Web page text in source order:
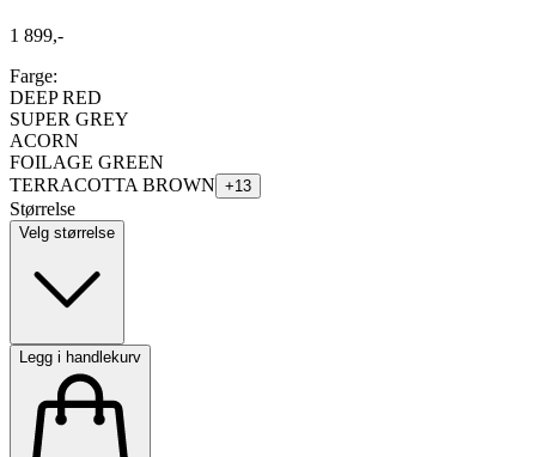
1 899,-
Farge:
DEEP RED
SUPER GREY
ACORN
FOILAGE GREEN
TERRACOTTA BROWN +13
Størrelse
Velg størrelse
Legg i handlekurv